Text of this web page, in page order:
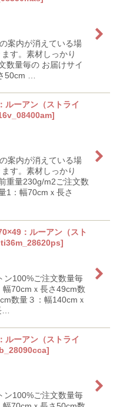
案内が消えている場
す。素材しっかり
数量毎の お届けサイ
50cm …
ルーアン（ストライ
]
案内が消えている場
す。素材しっかり
重量230g/m2ご注文数
1：幅70cmｘ長さ
：ルーアン（スト
]
ン100%ご注文数量毎
70cmｘ長さ49cm数
数量３：幅140cmｘ
…
ルーアン（ストライ
]
ン100%ご注文数量毎